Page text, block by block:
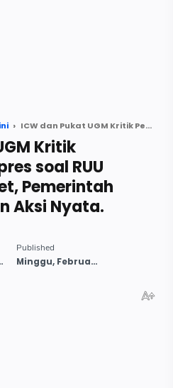
ICW dan Pukat UGM Kritik Pernyataan Wapres soal RUU Perampasan Aset, Pemerintah Diminta Buktikan Aksi Nyata.
Kritik
soal RUU
Pemerintah
Aksi Nyata.